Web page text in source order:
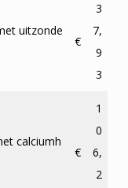
uitzonde
€
3
7,
9
3
calciumh
€
1
0
6,
2